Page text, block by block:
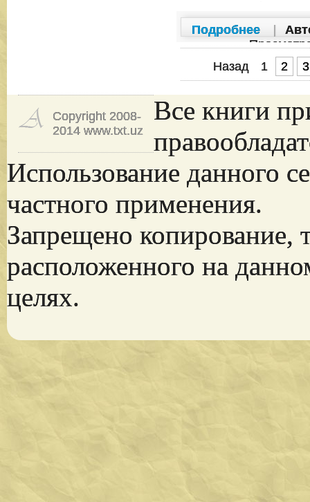
Подробнее
Назад
1 2 3
Copyright 2008-
2014 www.txt.uz
Все книги
Использование данного
частного применения.
Запрещено копирование,
расположенного на
целях.